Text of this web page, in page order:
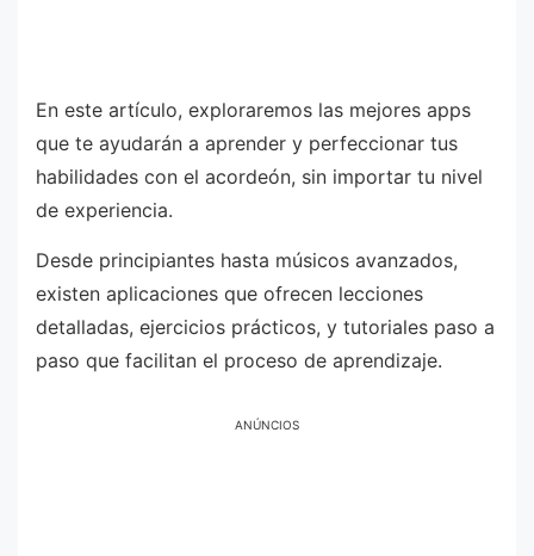
En este artículo, exploraremos las mejores apps
que te ayudarán a aprender y perfeccionar tus
habilidades con el acordeón, sin importar tu nivel
de experiencia.
Desde principiantes hasta músicos avanzados,
existen aplicaciones que ofrecen lecciones
detalladas, ejercicios prácticos, y tutoriales paso a
paso que facilitan el proceso de aprendizaje.
ANÚNCIOS